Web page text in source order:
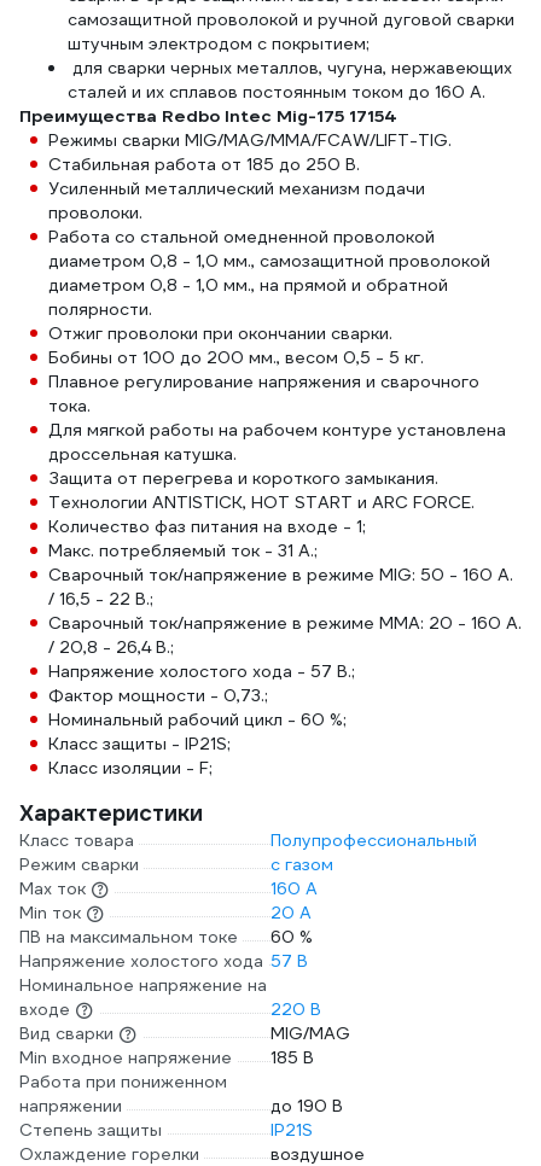
самозащитной проволокой и ручной дуговой сварки
штучным электродом с покрытием;
для сварки черных металлов, чугуна, нержавеющих
сталей и их сплавов постоянным током до 160 А.
Преимущества Redbo Intec Mig-175 17154
Режимы сварки MIG/MAG/MMA/FCAW/LIFT-TIG.
Стабильная работа от 185 до 250 В.
Усиленный металлический механизм подачи
проволоки.
Работа со стальной омедненной проволокой
диаметром 0,8 - 1,0 мм., самозащитной проволокой
диаметром 0,8 - 1,0 мм., на прямой и обратной
полярности.
Отжиг проволоки при окончании сварки.
Бобины от 100 до 200 мм., весом 0,5 - 5 кг.
Плавное регулирование напряжения и сварочного
тока.
Для мягкой работы на рабочем контуре установлена
дроссельная катушка.
Защита от перегрева и короткого замыкания.
Технологии ANTISTICK, HOT START и ARC FORCE.
Количество фаз питания на входе - 1;
Макс. потребляемый ток - 31 А.;
Сварочный ток/напряжение в режиме MIG: 50 - 160 A.
/ 16,5 - 22 В.;
Сварочный ток/напряжение в режиме MMA: 20 - 160 А.
/ 20,8 - 26,4 В.;
Напряжение холостого хода - 57 В.;
Фактор мощности - 0,73.;
Номинальный рабочий цикл - 60 %;
Класс защиты - IP21S;
Класс изоляции - F;
Характеристики
Класс товара
Полупрофессиональный
Режим сварки
с газом
Max ток
160 А
Min ток
20 А
ПВ на максимальном токе
60 %
Напряжение холостого хода 57 В
Номинальное напряжение на
входе
220 В
Вид сварки
MIG/MAG
Min входное напряжение
185 В
Работа при пониженном
напряжении
до 190 В
Степень защиты
IP21S
Охлаждение горелки
воздушное